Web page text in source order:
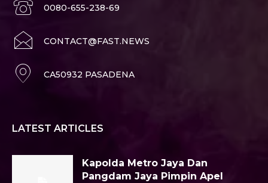
0080-655-238-69
CONTACT@FAST.NEWS
CA50932 PASADENA
LATEST ARTICLES
Kapolda Metro Jaya Dan
Pangdam Jaya Pimpin Apel